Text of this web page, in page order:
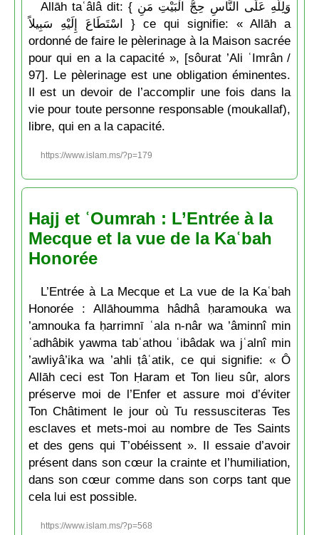
Allāh taʿâlâ dit: { وَلِلّهِ عَلَى النَّاسِ حِجُّ الْبَيْتِ مَنِ
اسْتَطَاعَ إِلَيْهِ سَبِيلاً } ce qui signifie: « Allāh a
ordonné de faire le pèlerinage à la Maison sacrée
pour qui en a la capacité », [sôurat ’Ali ʿImrân /
97]. Le pèlerinage est une obligation éminentes.
Il est un devoir de l’accomplir une fois dans la
vie pour toute personne responsable (moukallaf),
libre, qui en a la capacité.
https://www.islam.ms/?p=179
Hajj et ʿOumrah : L’Entrée à la
Mecque et la vue de la Kaʿbah
Honorée
L’Entrée à La Mecque et La vue de la Kaʿbah
Honorée : Allāhoumma hâdhâ ḥaramouka wa
’amnouka fa ḥarrimnī ʿala n-nâr wa ’âminnî min
ʿadhâbik yawma tabʿathou ʿibâdak wa jʿalnî min
’awliyâ’ika wa ’ahli ṭâʿatik, ce qui signifie: « Ô
Allāh ceci est Ton Ḥaram et Ton lieu sûr, alors
préserve moi de l’Enfer et assure moi d’éviter
Ton Châtiment le jour où Tu ressusciteras Tes
esclaves et mets-moi au nombre de Tes Saints
et des gens qui T’obéissent ». Il essaie d’avoir
présent dans son cœur la crainte et l’humiliation,
dans son cœur comme dans son corps tant que
cela lui est possible.
https://www.islam.ms/?p=568